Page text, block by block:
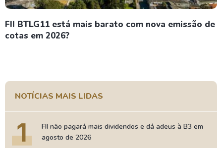
FII BTLG11 está mais barato com nova emissão de
cotas em 2026?
NOTÍCIAS MAIS LIDAS
1
FII não pagará mais dividendos e dá adeus à B3 em
agosto de 2026